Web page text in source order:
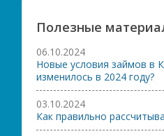
Полезные
06.10.2024
Новые условия займов в
изменилось в 2024 году?
03.10.2024
Как правильно